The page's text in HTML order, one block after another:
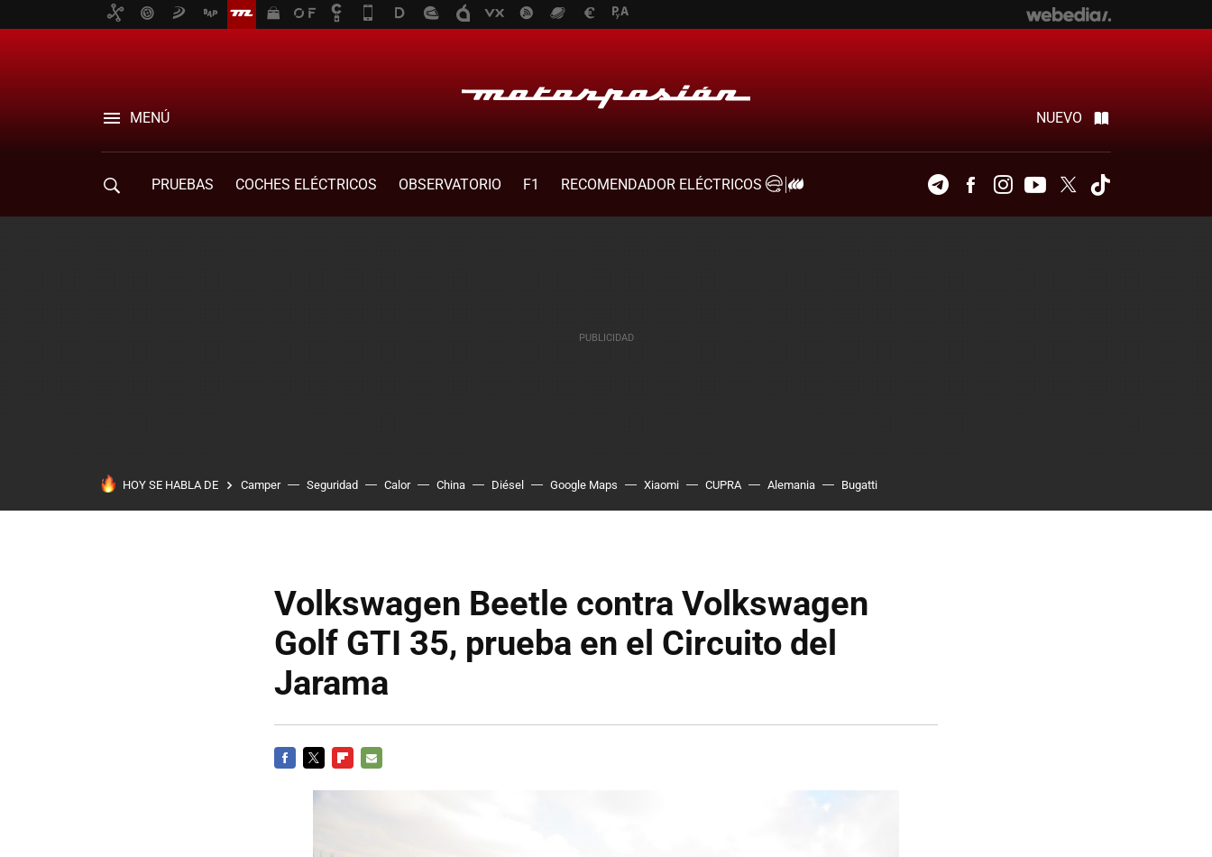
MENÚ NUEVO
PRUEBAS COCHES ELÉCTRICOS OBSERVATORIO F1
RECOMENDADOR ELÉCTRICOS
TelegramFacebookInstagramYoutubeTwitter
HOY SE HABLA DE Camper Seguridad Calor China Diésel Google Maps Xiaomi CUPRA Alemania Bugatti
Volkswagen Beetle contra Volkswagen
Golf GTI 35, prueba en el Circuito del
Jarama